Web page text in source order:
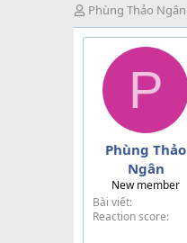
T
h
r
Phùng Thảo Ngân
P
Phùng Thảo
Ngân
New member
Bài viết
Reaction score